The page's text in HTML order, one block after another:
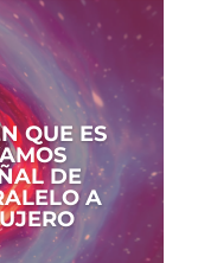
QUE ES
DE
A